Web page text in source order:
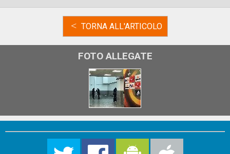
< TORNA ALL'ARTICOLO
FOTO ALLEGATE